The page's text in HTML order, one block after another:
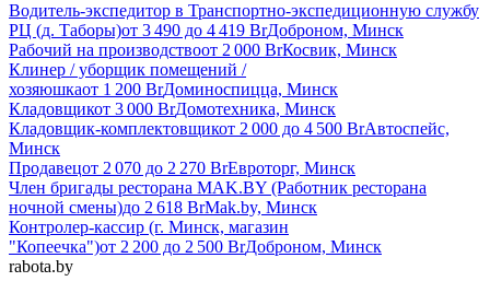
Водитель-экспедитор в Транспортно-экспедиционную службу
РЦ (д. Таборы)от 3 490 до 4 419 BrДоброном, Минск
Рабочий на производствоот 2 000 BrКосвик, Минск
Клинер / уборщик помещений /
хозяюшкаот 1 200 BrДоминоспицца, Минск
Кладовщикот 3 000 BrДомотехника, Минск
Кладовщик-комплектовщикот 2 000 до 4 500 BrАвтоспейс,
Минск
Продавецот 2 070 до 2 270 BrЕвроторг, Минск
Член бригады ресторана MAK.BY (Работник ресторана
ночной смены)до 2 618 BrMak.by, Минск
Контролер-кассир (г. Минск, магазин
"Копеечка")от 2 200 до 2 500 BrДоброном, Минск
rabota.by